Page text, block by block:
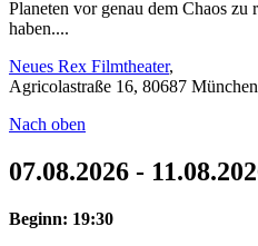
Planeten vor genau dem Chaos zu
haben....
Neues Rex Filmtheater,
Agricolastraße 16, 80687 München
Nach oben
07.08.2026 -
Beginn: 19:30